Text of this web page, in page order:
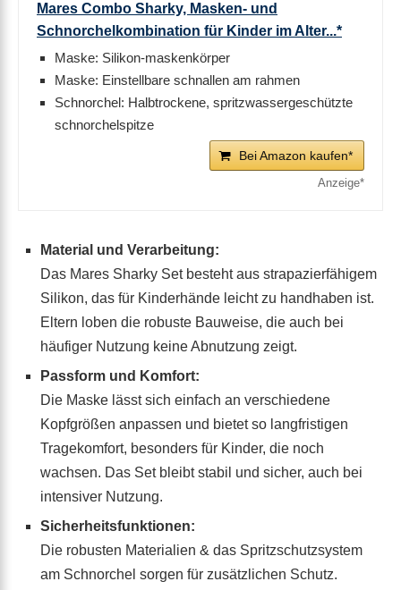
Mares Combo Sharky, Masken- und
Schnorchelkombination für Kinder im Alter...*
Maske: Silikon-maskenkörper
Maske: Einstellbare schnallen am rahmen
Schnorchel: Halbtrockene, spritzwassergeschützte
schnorchelspitze
Bei Amazon kaufen*
Material und Verarbeitung:
Das Mares Sharky Set besteht aus strapazierfähigem
Silikon, das für Kinderhände leicht zu handhaben ist.
Eltern loben die robuste Bauweise, die auch bei
häufiger Nutzung keine Abnutzung zeigt.
Passform und Komfort:
Die Maske lässt sich einfach an verschiedene
Kopfgrößen anpassen und bietet so langfristigen
Tragekomfort, besonders für Kinder, die noch
wachsen. Das Set bleibt stabil und sicher, auch bei
intensiver Nutzung.
Sicherheitsfunktionen:
Die robusten Materialien & das Spritzschutzsystem
am Schnorchel sorgen für zusätzlichen Schutz.